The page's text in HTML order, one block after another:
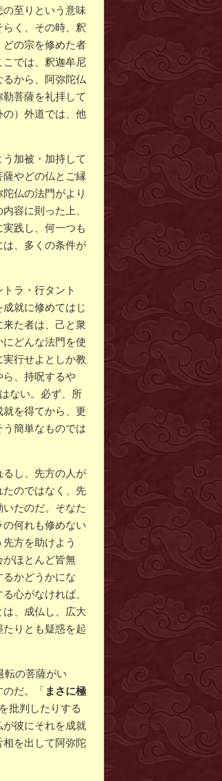
至りという意味
く、その時、釈
の宗を修めた者
では、釈迦牟尼
から、阿弥陀仏
菩薩を礼拝して
）外道では、他
加被・加持して
やどの仏とご縁
仏の法門がより
容に則った上、
践し、何一つも
、多くの条件が
ラ・行タント
就に修めてはじ
た者は、己と衆
どんな法門を使
行せよとしか教
、持呪するや
ない。必ず、所
を得てから、更
簡単なものでは
し、先方の人が
のではなく、先
たのだ。そなた
何れも修めない
方を助けよう
ほとんど皆無
かどうかにな
心がなければ、
、成仏し、広大
りとも疑惑を起
転の菩薩がい
だ。「まさに極
批判したりする
彼にそれを成就
を出して阿弥陀